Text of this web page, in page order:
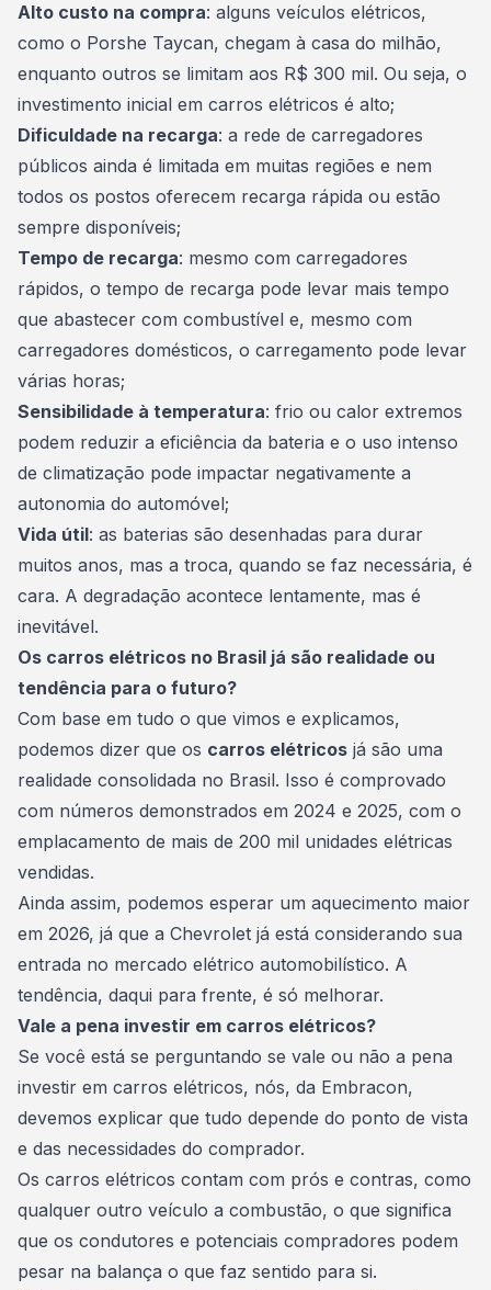
Alto custo na compra: alguns veículos elétricos,
como o Porshe Taycan, chegam à casa do milhão,
enquanto outros se limitam aos R$ 300 mil. Ou seja, o
investimento inicial em carros elétricos é alto;
Dificuldade na recarga: a rede de carregadores
públicos ainda é limitada em muitas regiões e nem
todos os postos oferecem recarga rápida ou estão
sempre disponíveis;
Tempo de recarga: mesmo com carregadores
rápidos, o tempo de recarga pode levar mais tempo
que abastecer com combustível e, mesmo com
carregadores domésticos, o carregamento pode levar
várias horas;
Sensibilidade à temperatura: frio ou calor extremos
podem reduzir a eficiência da bateria e o uso intenso
de climatização pode impactar negativamente a
autonomia do automóvel;
Vida útil: as baterias são desenhadas para durar
muitos anos, mas a troca, quando se faz necessária, é
cara. A degradação acontece lentamente, mas é
inevitável.
Os carros elétricos no Brasil já são realidade ou
tendência para o futuro?
Com base em tudo o que vimos e explicamos,
podemos dizer que os carros elétricos já são uma
realidade consolidada no Brasil. Isso é comprovado
com números demonstrados em 2024 e 2025, com o
emplacamento de mais de 200 mil unidades elétricas
vendidas.
Ainda assim, podemos esperar um aquecimento maior
em 2026, já que a Chevrolet já está considerando sua
entrada no mercado elétrico automobilístico. A
tendência, daqui para frente, é só melhorar.
Vale a pena investir em carros elétricos?
Se você está se perguntando se vale ou não a pena
investir em carros elétricos, nós, da Embracon,
devemos explicar que tudo depende do ponto de vista
e das necessidades do comprador.
Os carros elétricos contam com prós e contras, como
qualquer outro veículo a combustão, o que significa
que os condutores e potenciais compradores podem
pesar na balança o que faz sentido para si.